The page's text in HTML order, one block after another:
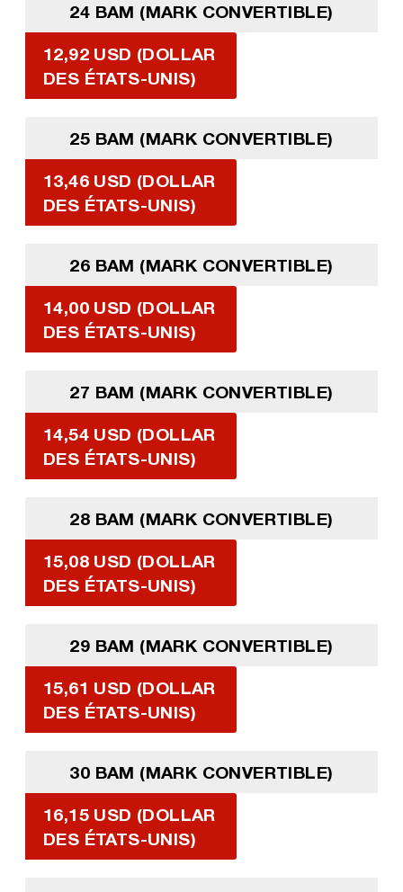
24 BAM (MARK CONVERTIBLE)
12,92 USD (DOLLAR
DES ÉTATS-UNIS)
25 BAM (MARK CONVERTIBLE)
13,46 USD (DOLLAR
DES ÉTATS-UNIS)
26 BAM (MARK CONVERTIBLE)
14,00 USD (DOLLAR
DES ÉTATS-UNIS)
27 BAM (MARK CONVERTIBLE)
14,54 USD (DOLLAR
DES ÉTATS-UNIS)
28 BAM (MARK CONVERTIBLE)
15,08 USD (DOLLAR
DES ÉTATS-UNIS)
29 BAM (MARK CONVERTIBLE)
15,61 USD (DOLLAR
DES ÉTATS-UNIS)
30 BAM (MARK CONVERTIBLE)
16,15 USD (DOLLAR
DES ÉTATS-UNIS)